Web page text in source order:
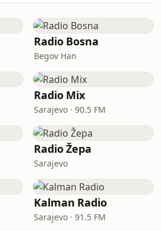
Radio Bosna
Begov Han
Radio Mix
Sarajevo · 90.5 FM
Radio Žepa
Sarajevo
Kalman Radio
Sarajevo · 91.5 FM